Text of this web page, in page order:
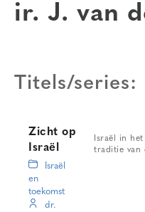
ir. J. van
Titels/series:
Zicht op
Israël
Israël in
traditie van
Israël
en
toekomst
dr.